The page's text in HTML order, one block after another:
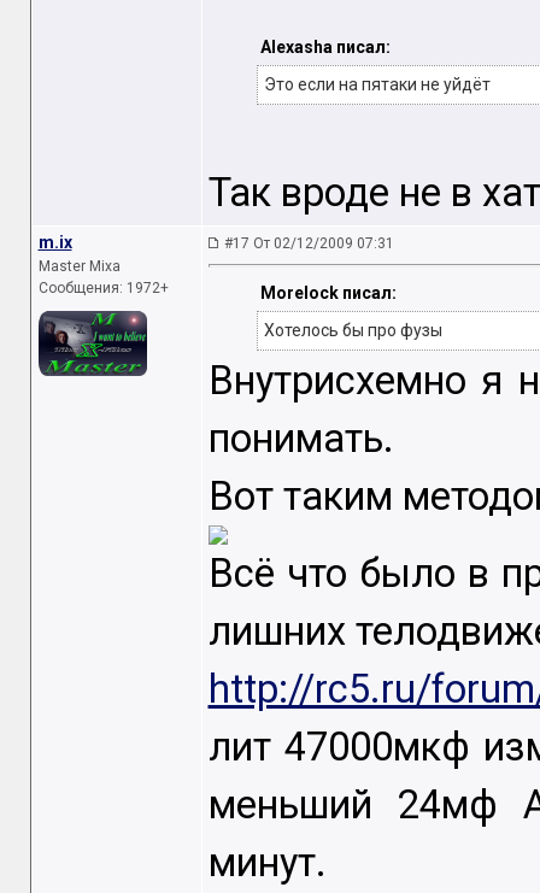
Alexasha писал:
Это если на пятаки не уйдёт
Так вроде не в
m.ix
Master Mixa
Сообщения: 1972+
#17 От 02/12/2009 07:31
Morelock писал:
Хотелось бы про фузы
Внутрисхемно я
понимать.
Вот таким
Всё что было в
лишних
http://rc5.ru/
лит 47000мкф
меньший 24мф
минут.